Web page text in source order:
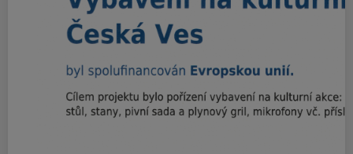
Upozornění úplná uzavírka
místní komunikace Za
Dokument Aplikace Word | Velikost souboru: 18 Kb
Stáhnout soubor